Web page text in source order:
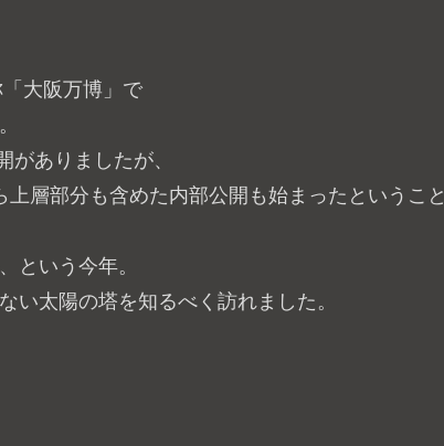
大阪万博」で
ありましたが、
層部分も含めた内部公開も始まったということ
という今年。
い太陽の塔を知るべく訪れました。